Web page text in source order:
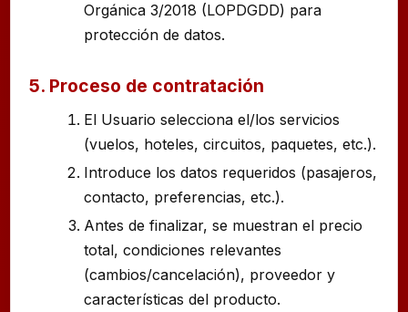
Orgánica 3/2018 (LOPDGDD) para
protección de datos.
5. Proceso de contratación
El Usuario selecciona el/los servicios
(vuelos, hoteles, circuitos, paquetes, etc.).
Introduce los datos requeridos (pasajeros,
contacto, preferencias, etc.).
Antes de finalizar, se muestran el precio
total, condiciones relevantes
(cambios/cancelación), proveedor y
características del producto.